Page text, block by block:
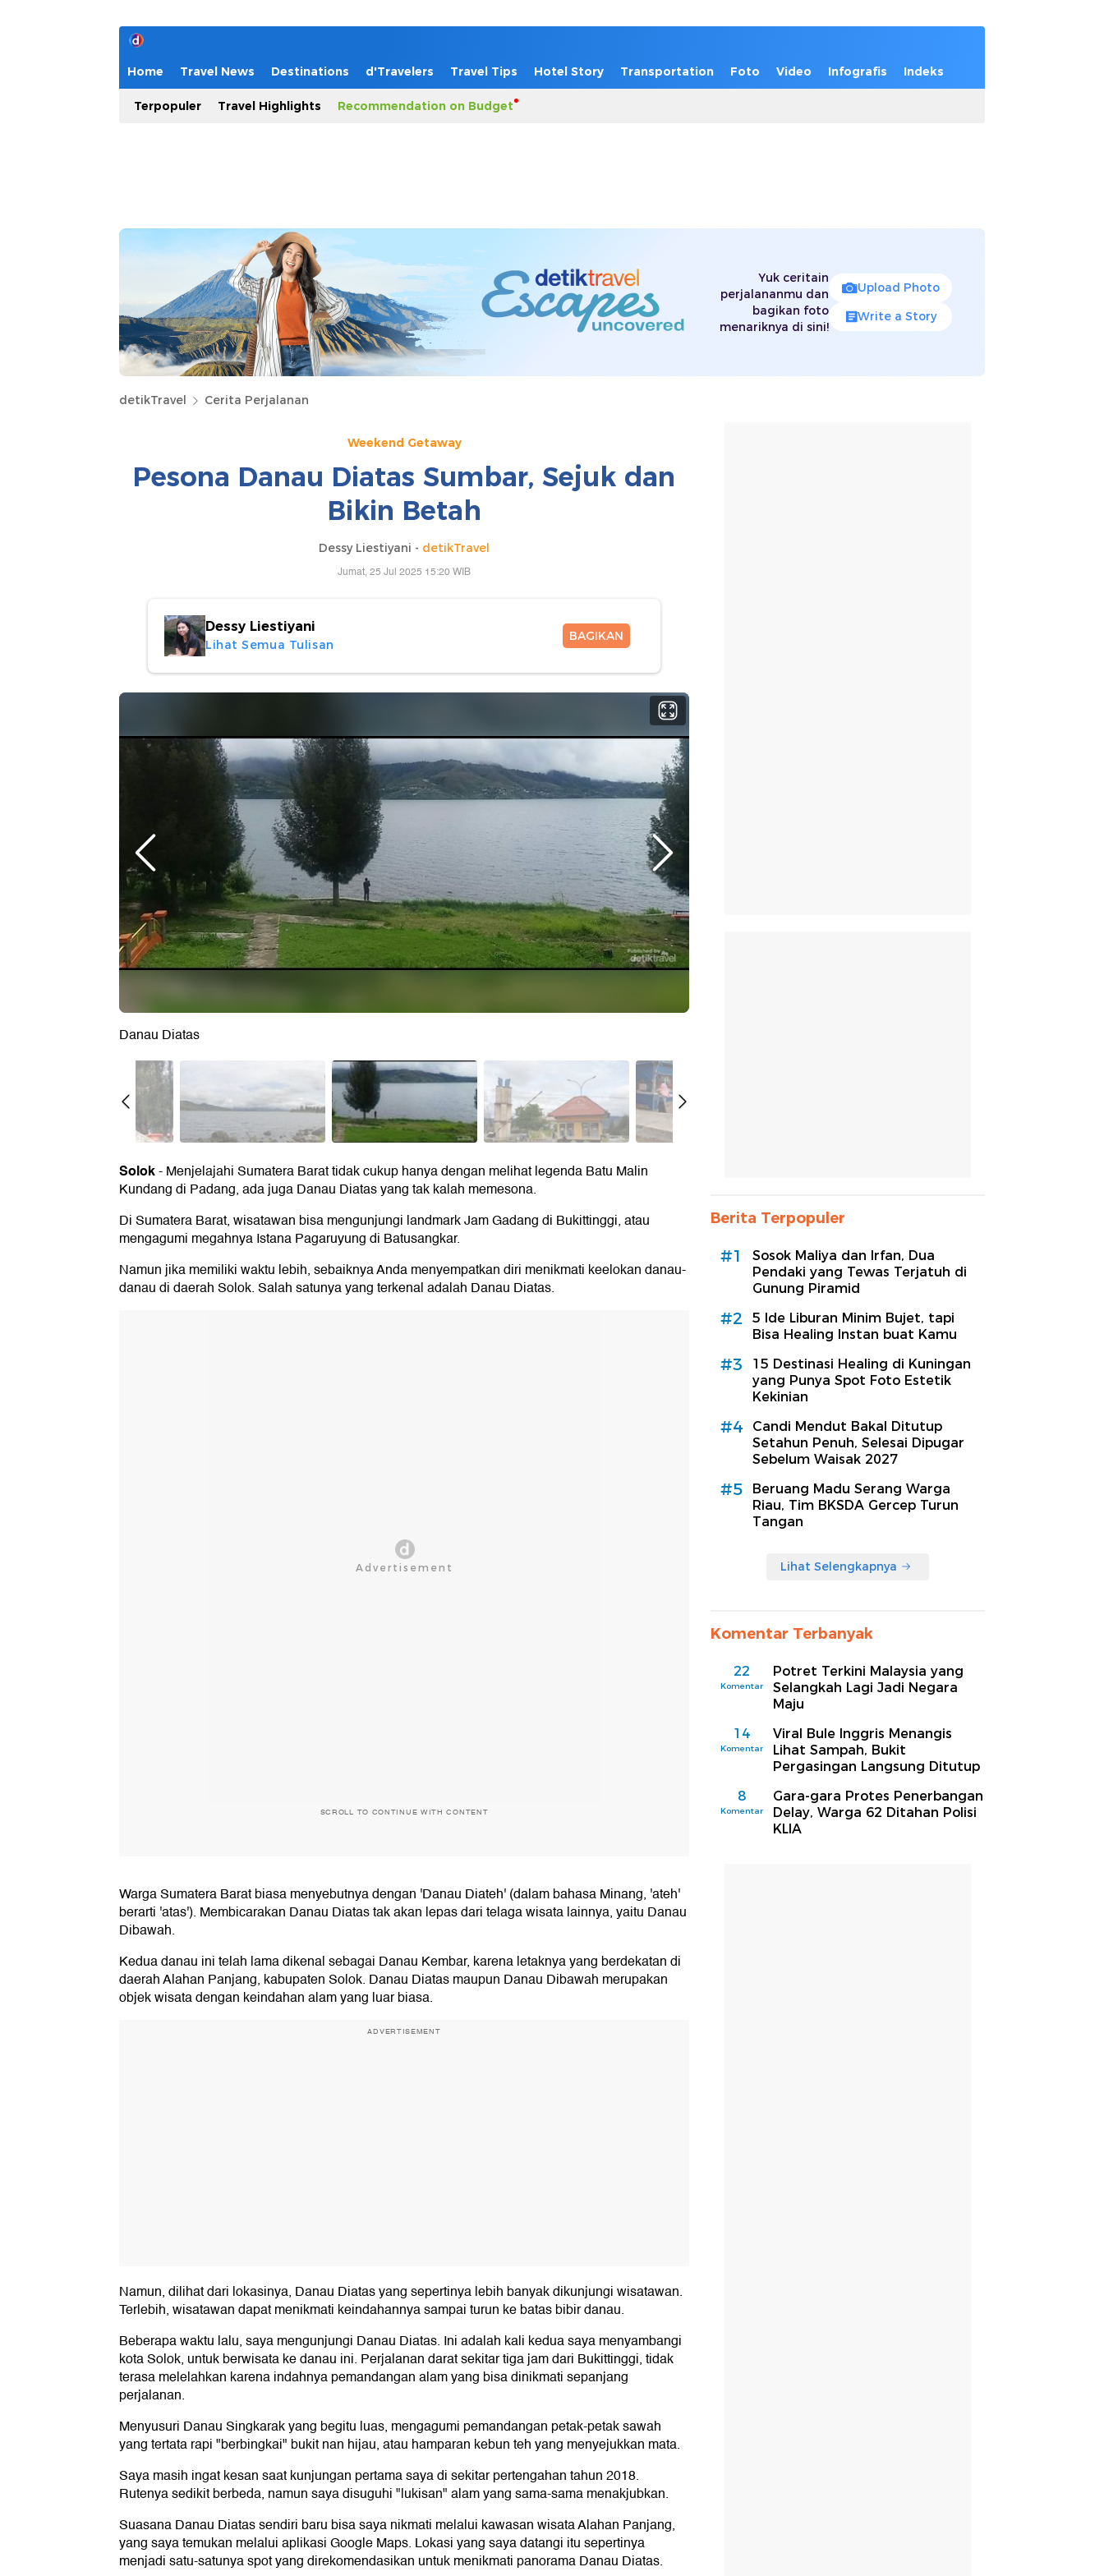
Home Travel News Destinations d'Travelers Travel Tips Hotel Story Transportation Foto Video Infografis Indeks
Terpopuler Travel Highlights Recommendation on Budget
Yuk ceritain
perjalananmu dan
bagikan foto
menariknya di sini!
Upload Photo
Write a Story
detikTravel Cerita Perjalanan
Weekend Getaway
Pesona Danau Diatas Sumbar, Sejuk dan
Bikin Betah
Dessy Liestiyani - detikTravel
Jumat, 25 Jul 2025 15:20 WIB
Dessy Liestiyani
Lihat Semua Tulisan
BAGIKAN
Danau Diatas
Solok-Menjelajahi Sumatera Barat tidak cukup hanya dengan melihat legenda Batu Malin
Kundang di Padang, ada juga Danau Diatas yang tak kalah memesona.
Di Sumatera Barat, wisatawan bisa mengunjungi landmark Jam Gadang di Bukittinggi, atau
mengagumi megahnya Istana Pagaruyung di Batusangkar.
Namun jika memiliki waktu lebih, sebaiknya Anda menyempatkan diri menikmati keelokan danau-
danau di daerah Solok. Salah satunya yang terkenal adalah Danau Diatas.
SCROLL TO CONTINUE WITH CONTENT
Warga Sumatera Barat biasa menyebutnya dengan 'Danau Diateh' (dalam bahasa Minang, 'ateh'
berarti 'atas'). Membicarakan Danau Diatas tak akan lepas dari telaga wisata lainnya, yaitu Danau
Dibawah.
Kedua danau ini telah lama dikenal sebagai Danau Kembar, karena letaknya yang berdekatan di
daerah Alahan Panjang, kabupaten Solok. Danau Diatas maupun Danau Dibawah merupakan
objek wisata dengan keindahan alam yang luar biasa.
ADVERTISEMENT
Namun, dilihat dari lokasinya, Danau Diatas yang sepertinya lebih banyak dikunjungi wisatawan.
Terlebih, wisatawan dapat menikmati keindahannya sampai turun ke batas bibir danau.
Beberapa waktu lalu, saya mengunjungi Danau Diatas. Ini adalah kali kedua saya menyambangi
kota Solok, untuk berwisata ke danau ini. Perjalanan darat sekitar tiga jam dari Bukittinggi, tidak
terasa melelahkan karena indahnya pemandangan alam yang bisa dinikmati sepanjang
perjalanan.
Menyusuri Danau Singkarak yang begitu luas, mengagumi pemandangan petak-petak sawah
yang tertata rapi "berbingkai" bukit nan hijau, atau hamparan kebun teh yang menyejukkan mata.
Saya masih ingat kesan saat kunjungan pertama saya di sekitar pertengahan tahun 2018.
Rutenya sedikit berbeda, namun saya disuguhi "lukisan" alam yang sama-sama menakjubkan.
Suasana Danau Diatas sendiri baru bisa saya nikmati melalui kawasan wisata Alahan Panjang,
yang saya temukan melalui aplikasi Google Maps. Lokasi yang saya datangi itu sepertinya
menjadi satu-satunya spot yang direkomendasikan untuk menikmati panorama Danau Diatas.
Berita Terpopuler
#1
Sosok Maliya dan Irfan, Dua
Pendaki yang Tewas Terjatuh di
Gunung Piramid
#2
5 Ide Liburan Minim Bujet, tapi
Bisa Healing Instan buat Kamu
#3
15 Destinasi Healing di Kuningan
yang Punya Spot Foto Estetik
Kekinian
#4
Candi Mendut Bakal Ditutup
Setahun Penuh, Selesai Dipugar
Sebelum Waisak 2027
#5
Beruang Madu Serang Warga
Riau, Tim BKSDA Gercep Turun
Tangan
Lihat Selengkapnya
Komentar Terbanyak
22
Komentar
Potret Terkini Malaysia yang
Selangkah Lagi Jadi Negara
Maju
14
Komentar
Viral Bule Inggris Menangis
Lihat Sampah, Bukit
Pergasingan Langsung Ditutup
8
Komentar
Gara-gara Protes Penerbangan
Delay, Warga 62 Ditahan Polisi
KLIA